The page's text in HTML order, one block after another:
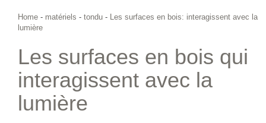
Home - matériels - tondu - Les surfaces en bois: interagissent avec la
lumière
Les surfaces en bois qui
interagissent avec la
lumière